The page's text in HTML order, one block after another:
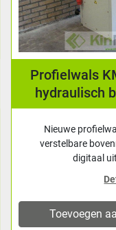
Profielwals
hydraulisch
Nieuwe
verstelbare
digitaal
Toevoegen